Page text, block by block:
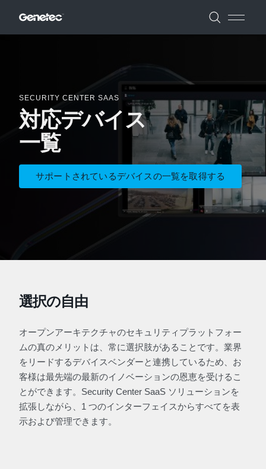
SECURITY CENTER SAAS
対応デバイス
一覧
サポートされているデバイスの一覧を取得する
選択の自由
オープンアーキテクチャのセキュリティプラットフォー
ムの真のメリットは、常に選択肢があることです。業界
をリードするデバイスベンダーと連携しているため、お
客様は最先端の最新のイノベーションの恩恵を受けるこ
とができます。Security Center SaaS ソリューションを
拡張しながら、1 つのインターフェイスからすべてを表
示および管理できます。